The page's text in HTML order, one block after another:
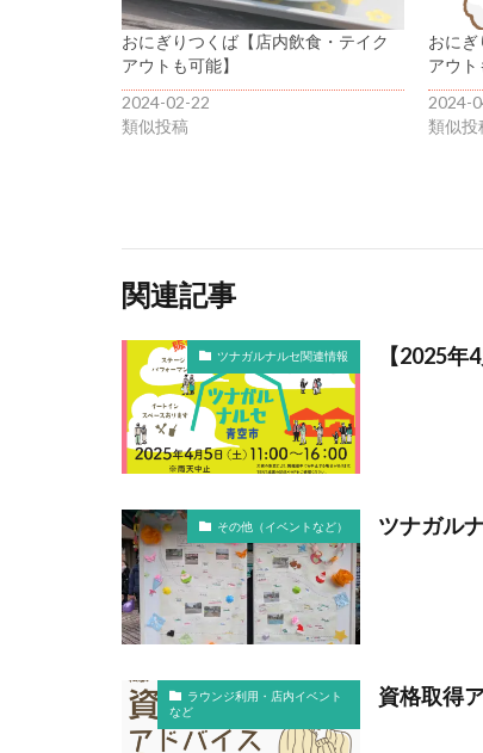
おにぎりつくば【店内飲食・テイク
アウトも可能】
2024-02-22
類似投稿
おにぎ
アウト
2024-
類似投
関連記事
ツナガルナルセ関連情報 【2025
その他（イベントなど） ツナガル
ラウンジ利用・店内イベント
など
資格取得